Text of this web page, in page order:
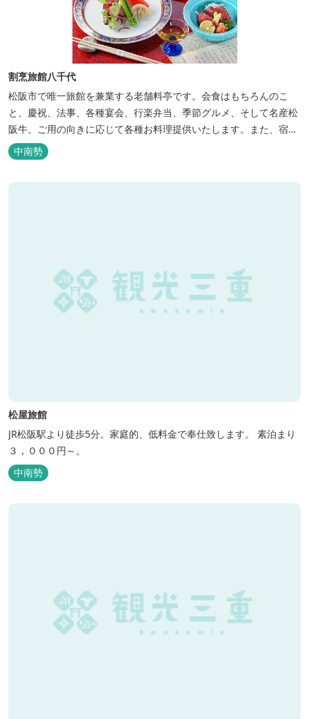
割烹旅館八千代
松阪市で唯一旅館を兼業する老舗料亭です。会食はもちろんのこ
と、慶祝、法事、各種宴会、行楽弁当、季節グルメ、そして名産松
阪牛。ご用の向きに応じて各種お料理提供いたします。また、宿泊
のご用もたまわります。 国登録有形文化財に選ばれた純木造建築で
昔風情をお楽しみください。
中南勢
松屋旅館
JR松阪駅より徒歩5分。家庭的、低料金で奉仕致します。 素泊まり
３，０００円～。
中南勢